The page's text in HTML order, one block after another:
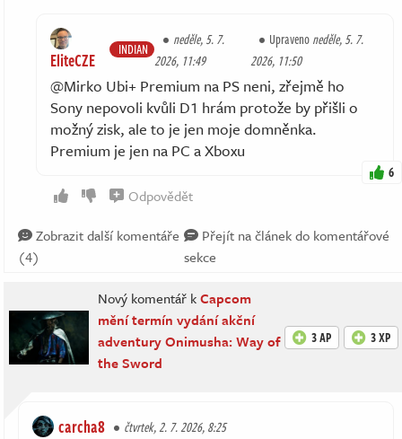
EliteCZE INDIAN
neděle, 5. 7.
2026, 11:49
Upravenoneděle, 5. 7.
2026, 11:50
@Mirko Ubi+ Premium na PS neni, zřejmě ho
Sony nepovoli kvůli D1 hrám protože by přišli o
možný zisk, ale to je jen moje domněnka.
Premium je jen na PC a Xboxu
6
Odpovědět
Zobrazit další komentáře
(4)
Přejít na článek do komentářové
sekce
Nový komentář kCapcom
mění termín vydání akční
adventury Onimusha: Way of
the Sword
3 AP 3 XP
carcha8 čtvrtek, 2. 7. 2026, 8:25